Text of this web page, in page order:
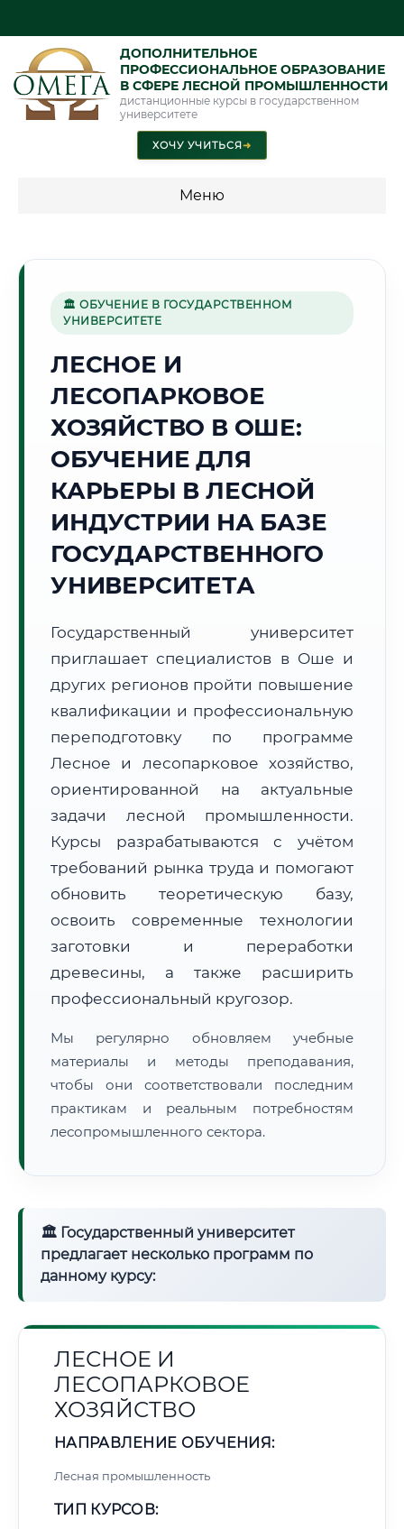
ДОПОЛНИТЕЛЬНОЕ
ПРОФЕССИОНАЛЬНОЕ ОБРАЗОВАНИЕ
В СФЕРЕ ЛЕСНОЙ ПРОМЫШЛЕННОСТИ
дистанционные курсы в государственном
университете
ХОЧУ УЧИТЬСЯ➜
Меню
промышленность"
Г. ОШ
Точное местное время:
14:42:59
Понедельник, 10 Августа
Погода в г. Ош:
🌅 Восход:06:14 🌇 Закат: 20:13
Световой день: 13 ч. 59 мин.
📍 Региональная справка г. Ош
Субъект:
Кыргызская Республика
Тел. код:
+996 (3222)
Почтовые индексы:
714000–714025
Часовой пояс:
UTC+6
Формат учебы:
Дистанционно
Расчет логистики оригиналов:
• Экспресс-доставка СДЭК / Почтой:3–4 рабочих дня
Нажмите на документ для увеличения и просмотра
🏛 ОБУЧЕНИЕ В ГОСУДАРСТВЕННОМ
УНИВЕРСИТЕТЕ
ЛЕСНОЕ И
ЛЕСОПАРКОВОЕ
ХОЗЯЙСТВО В ОШЕ:
ОБУЧЕНИЕ ДЛЯ
КАРЬЕРЫ В ЛЕСНОЙ
ИНДУСТРИИ НА БАЗЕ
ГОСУДАРСТВЕННОГО
УНИВЕРСИТЕТА
Государственный университет
приглашает специалистов в Оше и
других регионов пройти повышение
квалификации и профессиональную
переподготовку по программе
Лесное и лесопарковое хозяйство,
ориентированной на актуальные
задачи лесной промышленности.
Курсы разрабатываются с учётом
требований рынка труда и помогают
обновить теоретическую базу,
освоить современные технологии
заготовки и переработки
древесины, а также расширить
профессиональный кругозор.
Мы регулярно обновляем учебные
материалы и методы преподавания,
чтобы они соответствовали последним
практикам и реальным потребностям
лесопромышленного сектора.
🏛 Государственный университет
предлагает несколько программ по
данному курсу:
ЛЕСНОЕ И
ЛЕСОПАРКОВОЕ
ХОЗЯЙСТВО
НАПРАВЛЕНИЕ ОБУЧЕНИЯ:
Лесная промышленность
ТИП КУРСОВ: